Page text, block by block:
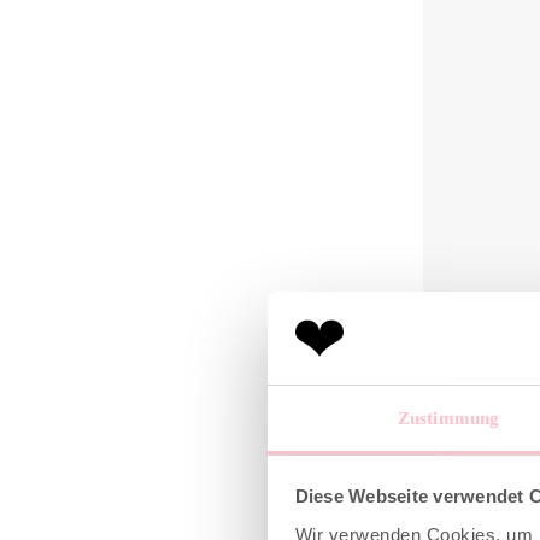
Zustimmung
Diese Webseite verwendet
Wir verwenden Cookies,
Rib